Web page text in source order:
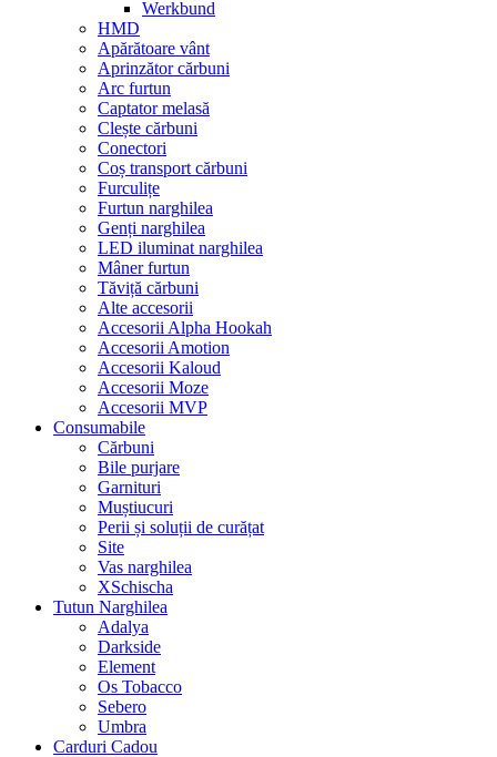
Werkbund
HMD
Apărătoare vânt
Aprinzător cărbuni
Arc furtun
Captator melasă
Clește cărbuni
Conectori
Coș transport cărbuni
Furculițe
Furtun narghilea
Genți narghilea
LED iluminat narghilea
Mâner furtun
Tăviță cărbuni
Alte accesorii
Accesorii Alpha Hookah
Accesorii Amotion
Accesorii Kaloud
Accesorii Moze
Accesorii MVP
Consumabile
Cărbuni
Bile purjare
Garnituri
Muștiucuri
Perii și soluții de curățat
Site
Vas narghilea
XSchischa
Tutun Narghilea
Adalya
Darkside
Element
Os Tobacco
Sebero
Umbra
Carduri Cadou